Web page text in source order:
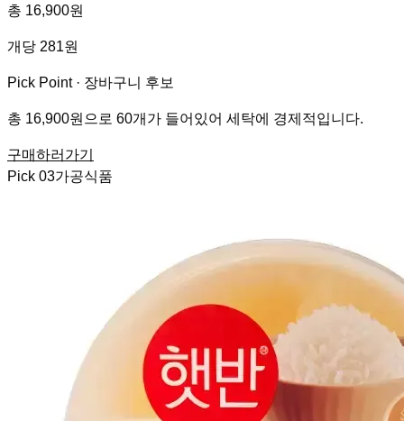
총 16,900원
개당 281원
Pick Point · 장바구니 후보
총 16,900원으로 60개가 들어있어 세탁에 경제적입니다.
구매하러가기
Pick 03가공식품